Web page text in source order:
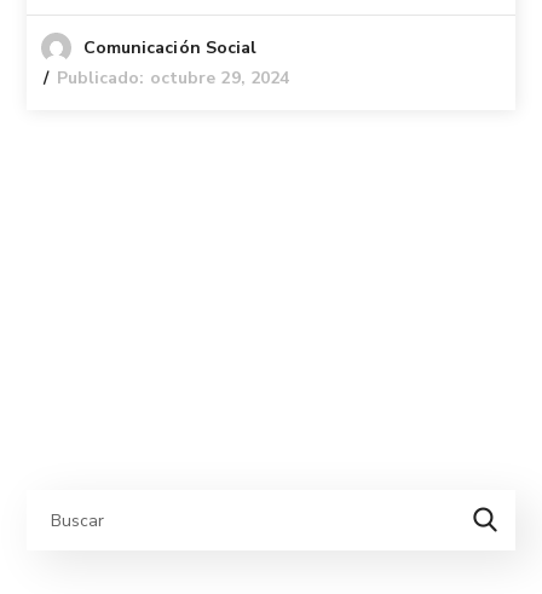
Comunicación Social
Publicado: octubre 29, 2024